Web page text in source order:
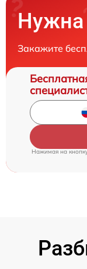
Нужна
Закажите
Нажимая на